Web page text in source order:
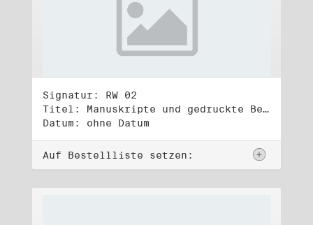
Signatur: RW 02
Titel: Manuskripte und gedruckte Belege (2)
Datum: ohne Datum
Auf Bestellliste setzen: